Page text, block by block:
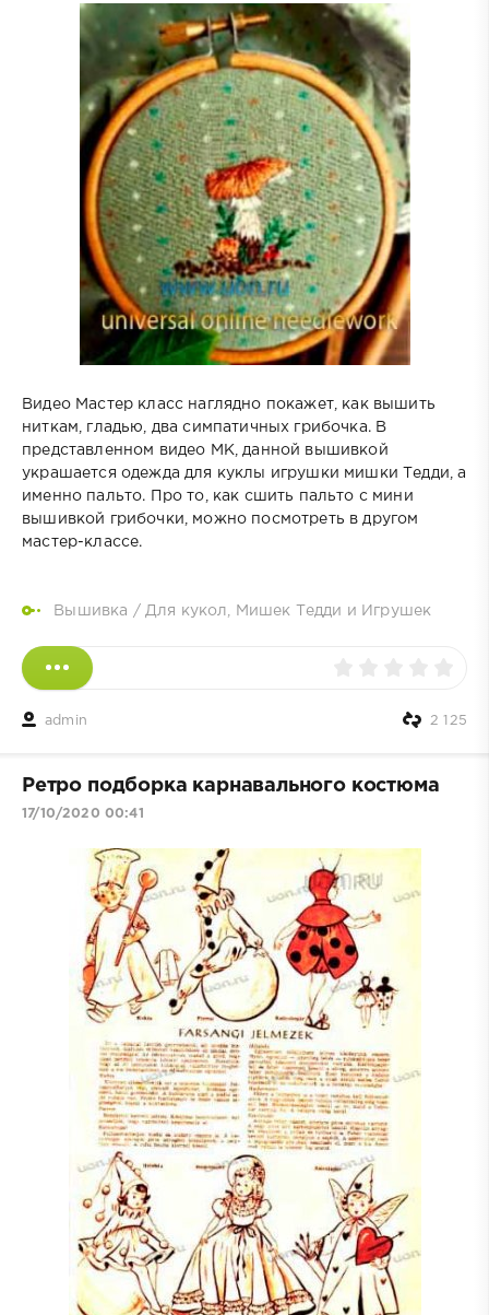
Видео Мастер класс наглядно покажет, как вышить
ниткам, гладью, два симпатичных грибочка. В
представленном видео МК, данной вышивкой
украшается одежда для куклы игрушки мишки Тедди, а
именно пальто. Про то, как сшить пальто с мини
вышивкой грибочки, можно посмотреть в другом
мастер-классе.
Вышивка / Для кукол, Мишек Тедди и Игрушек
admin 2 125
Ретро подборка карнавального костюма
17/10/2020 00:41